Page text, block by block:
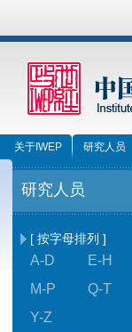
关于IWEP 研究人员
研究人员
[ 按字母排列 ]
A-D E-H
M-P
Q-T
Y-Z